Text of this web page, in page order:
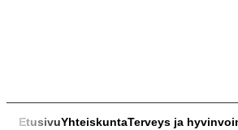
EtusivuYhteiskuntaTerveys ja